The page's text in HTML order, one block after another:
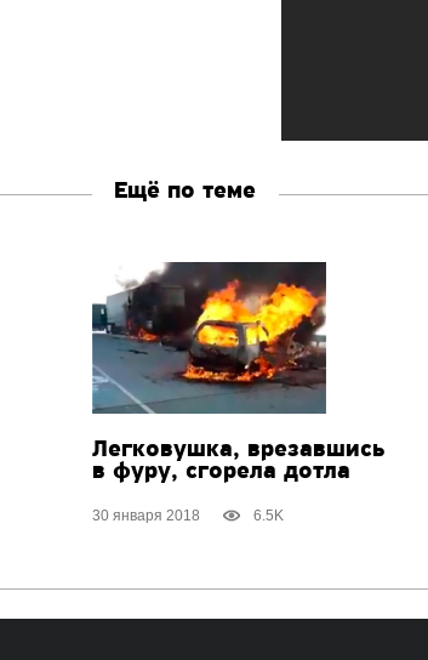
Ещё по теме
Легковушка, врезавшись
в фуру, сгорела дотла
30 января 2018 6.5K